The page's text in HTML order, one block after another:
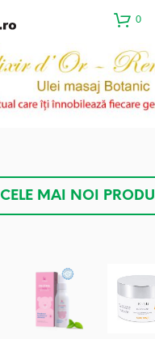
0
CELE MAI NOI